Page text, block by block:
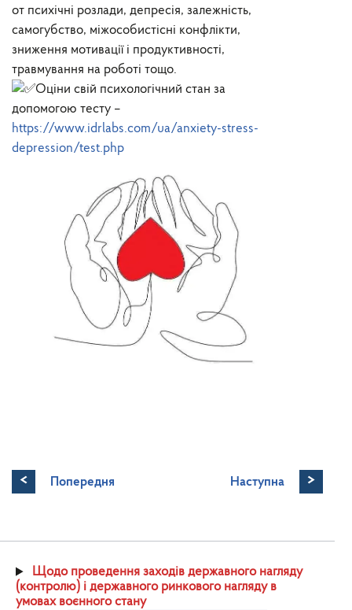
от психічні розлади, депресія, залежність,
самогубство, міжособистісні конфлікти,
зниження мотивації і продуктивності,
травмування на роботі тощо.
Оціни свій психологічний стан за
допомогою тесту –
https://www.idrlabs.com/ua/anxiety-stress-
depression/test.php
< Попередня Наступна >
Щодо проведення заходів державного нагляду
(контролю) і державного ринкового нагляду в
умовах воєнного стану